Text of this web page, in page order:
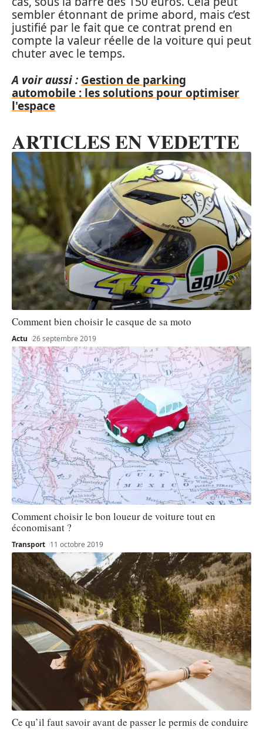
sembler étonnant de prime abord, mais c’est
justifié par le fait que ce contrat prend en
compte la valeur réelle de la voiture qui peut
chuter avec le temps.
A voir aussi : Gestion de parking
automobile : les solutions pour optimiser
l'espace
ARTICLES EN VEDETTE
Comment bien choisir le casque de sa moto
Actu 26 septembre 2019
Comment choisir le bon loueur de voiture tout en
économisant ?
Transport 11 octobre 2019
Ce qu’il faut savoir avant de passer le permis de conduire